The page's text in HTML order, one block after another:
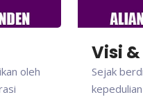
oleh
Visi
Sejak